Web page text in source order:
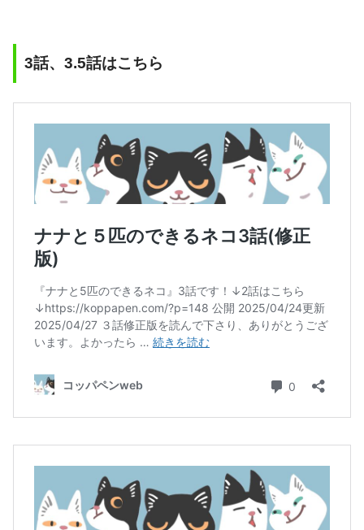
3話、3.5話はこちら